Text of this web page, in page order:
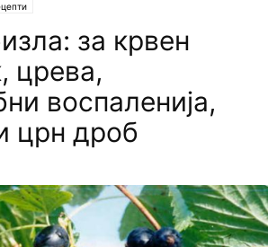
за крвен
црева,
воспаленија,
црн дроб